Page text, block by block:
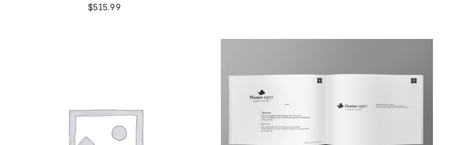
$515.99
DODAJ DO KOSZYKA QUICK VIEW